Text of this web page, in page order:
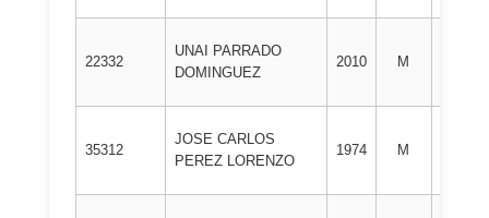
22332
UNAI PARRADO
DOMINGUEZ
2010 M
35312
JOSE CARLOS
PEREZ LORENZO
1974 M